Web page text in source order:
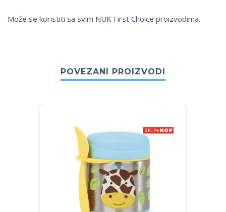
Može se koristiti sa svim NUK First Choice proizvodima.
POVEZANI PROIZVODI